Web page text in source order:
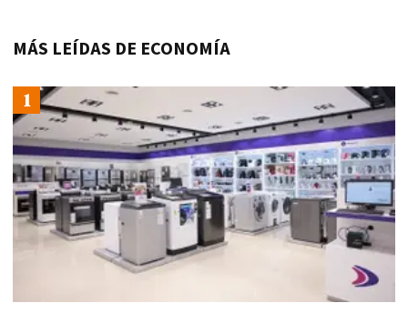
MÁS LEÍDAS DE ECONOMÍA